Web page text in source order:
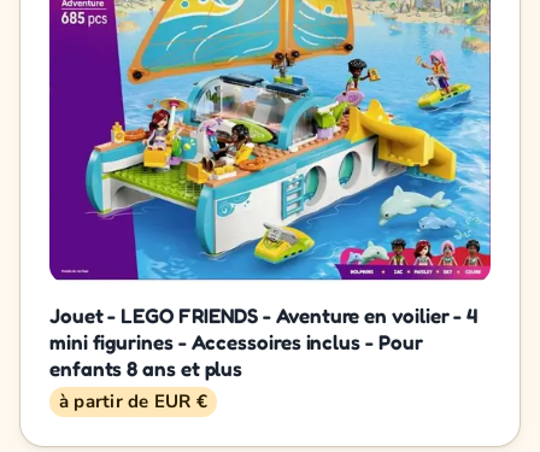
Jouet - LEGO FRIENDS - Aventure en voilier - 4
mini figurines - Accessoires inclus - Pour
enfants 8 ans et plus
à partir de EUR €